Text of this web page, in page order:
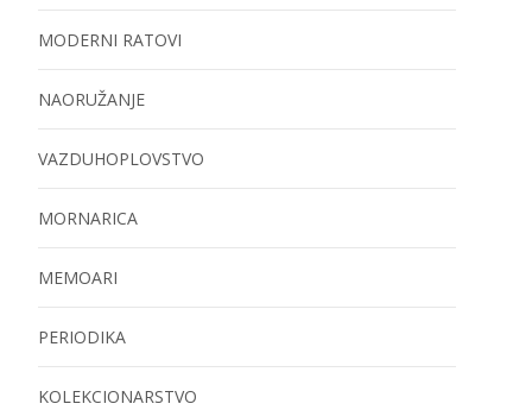
MODERNI RATOVI
NAORUŽANJE
VAZDUHOPLOVSTVO
MORNARICA
MEMOARI
PERIODIKA
KOLEKCIONARSTVO